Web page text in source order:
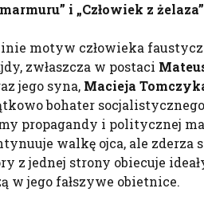
i „Człowiek z
motyw człowieka
zwłaszcza w postaci
jego syna, Macieja
bohater
propagandy i politycznej
walkę ojca, ale zderza
z jednej strony obiecuje
w jego fałszywe obietnice.